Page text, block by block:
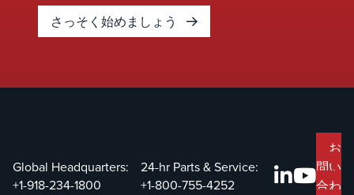
さっそく始めましょう
Global Headquarters:
+1-918-234-1800
24-hr Parts & Service:
+1-800-755-4252
お
問い
合わ